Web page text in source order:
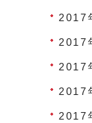
2017
2017
2017
2017
2017